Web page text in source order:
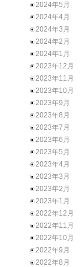
2024年5月
2024年4月
2024年3月
2024年2月
2024年1月
2023年12月
2023年11月
2023年10月
2023年9月
2023年8月
2023年7月
2023年6月
2023年5月
2023年4月
2023年3月
2023年2月
2023年1月
2022年12月
2022年11月
2022年10月
2022年9月
2022年8月